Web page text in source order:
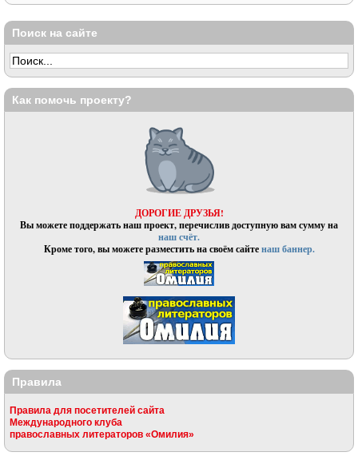
Поиск на сайте
Как помочь проекту?
ДОРОГИЕ ДРУЗЬЯ!
Вы можете поддержать наш проект, перечислив доступную вам сумму на
наш счёт.
Кроме того, вы можете разместить на своём сайтенаш баннер.
Правила
Правила для посетителей сайта
Международного клуба
православных литераторов «Омилия»